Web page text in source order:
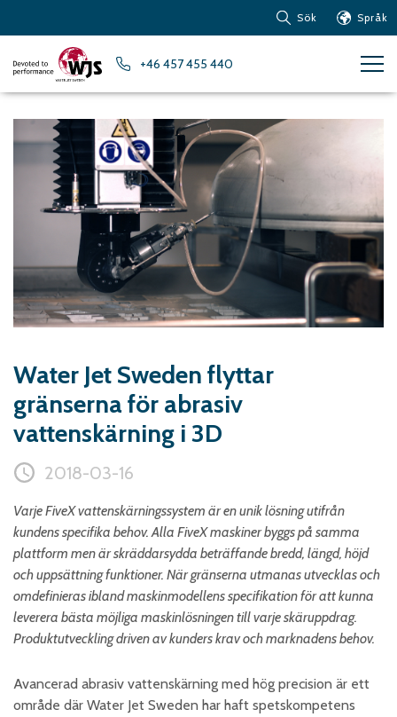
Sök Språk
+46 457 455 440
Water Jet Sweden flyttar
gränserna för abrasiv
vattenskärning i 3D
2018-03-16
Varje FiveX vattenskärningssystem är en unik lösning utifrån
kundens specifika behov. Alla FiveX maskiner byggs på samma
plattform men är skräddarsydda beträffande bredd, längd, höjd
och uppsättning funktioner. När gränserna utmanas utvecklas och
omdefinieras ibland maskinmodellens specifikation för att kunna
leverera bästa möjliga maskinlösningen till varje skäruppdrag.
Produktutveckling driven av kunders krav och marknadens behov.
Avancerad abrasiv vattenskärning med hög precision är ett
område där Water Jet Sweden har haft spetskompetens
Nyheter
Om vattenskärning
Metaller – Järnbaserade
Metaller
Metaller – Aluminium
Metaller – Övriga icke-
järnbaserade metaller
Glas och akrylglas
Kompositmaterial
Gummi, plast och mjuka
material
Trä – Fabricerade
Eventkalender
Arbeta hos WJS
Bli representant
Kontakta oss